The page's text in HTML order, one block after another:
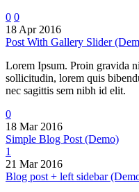
0 0
18 Apr 2016
Post With Gallery Slider
Lorem Ipsum. Proin gravida
sollicitudin, lorem quis
nec sagittis sem nibh id elit.
0
18 Mar 2016
Simple Blog Post (Demo)
1
21 Mar 2016
Blog post + left sidebar